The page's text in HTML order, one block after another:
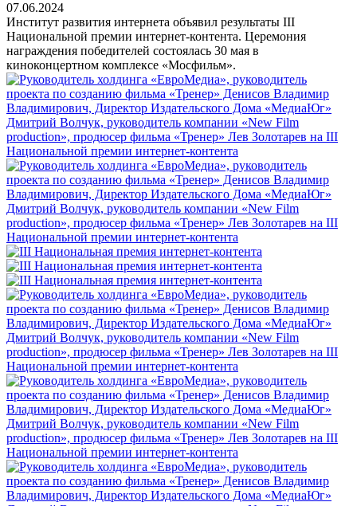
07.06.2024
Институт развития интернета объявил результаты III
Национальной премии интернет-контента. Церемония
награждения победителей состоялась 30 мая в
киноконцертном комплексе «Мосфильм».